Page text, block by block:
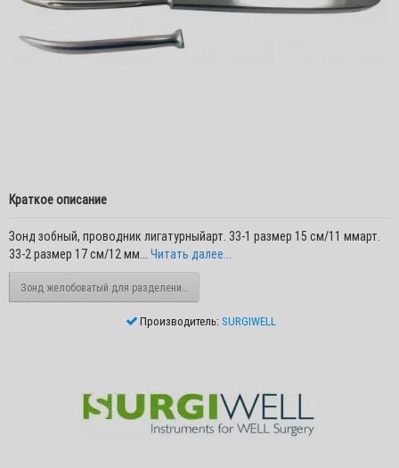
Краткое описание
Зонд зобный, проводник лигатурныйарт. 33-1 размер 15 см/11 ммарт.
33-2 размер 17 см/12 мм... Читать далее...
Зонд желобоватый для разделения спаек при операциях
Производитель: SURGIWELL